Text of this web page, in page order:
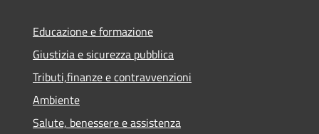
Educazione e formazione
Giustizia e sicurezza pubblica
Tributi,finanze e contravvenzioni
Ambiente
Salute, benessere e assistenza